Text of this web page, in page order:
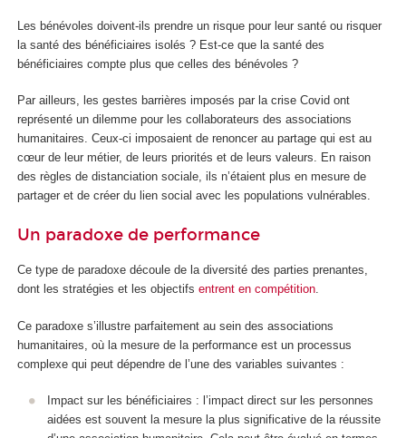
Les bénévoles doivent-ils prendre un risque pour leur santé ou risquer
la santé des bénéficiaires isolés ? Est-ce que la santé des
bénéficiaires compte plus que celles des bénévoles ?
Par ailleurs, les gestes barrières imposés par la crise Covid ont
représenté un dilemme pour les collaborateurs des associations
humanitaires. Ceux-ci imposaient de renoncer au partage qui est au
cœur de leur métier, de leurs priorités et de leurs valeurs. En raison
des règles de distanciation sociale, ils n’étaient plus en mesure de
partager et de créer du lien social avec les populations vulnérables.
Un paradoxe de performance
Ce type de paradoxe découle de la diversité des parties prenantes,
dont les stratégies et les objectifs entrent en compétition.
Ce paradoxe s’illustre parfaitement au sein des associations
humanitaires, où la mesure de la performance est un processus
complexe qui peut dépendre de l’une des variables suivantes :
Impact sur les bénéficiaires : l’impact direct sur les personnes
aidées est souvent la mesure la plus significative de la réussite